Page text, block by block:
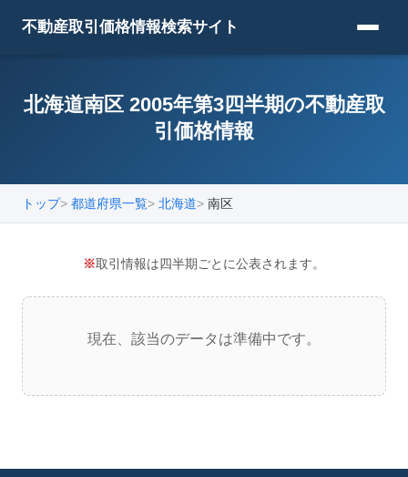
不動産取引価格情報検索サイト
北海道南区 2005年第3四半期の不動産取
引価格情報
トップ 都道府県一覧 北海道 南区
※取引情報は四半期ごとに公表されます。
現在、該当のデータは準備中です。